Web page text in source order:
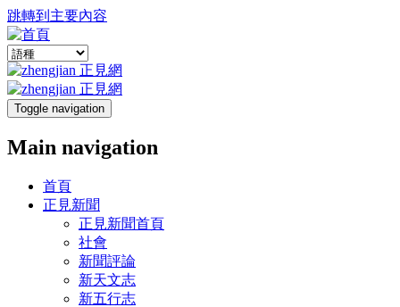
跳轉到主要內容
Toggle navigation
Main navigation
首頁
正見新聞
正見新聞首頁
社會
新聞評論
新天文志
新五行志